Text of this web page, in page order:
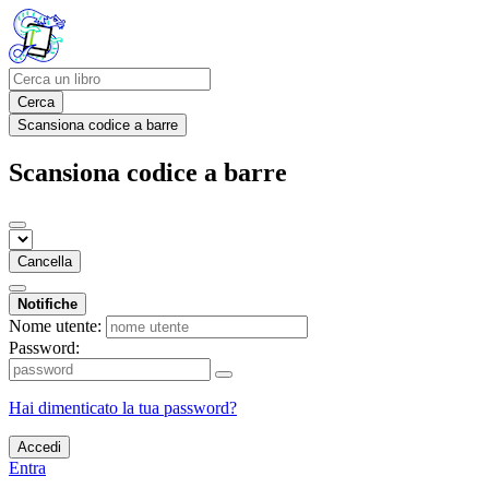
Cerca
Scansiona codice a barre
Scansiona codice a barre
Cancella
Notifiche
Nome utente:
Password:
Hai dimenticato la tua password?
Accedi
Entra